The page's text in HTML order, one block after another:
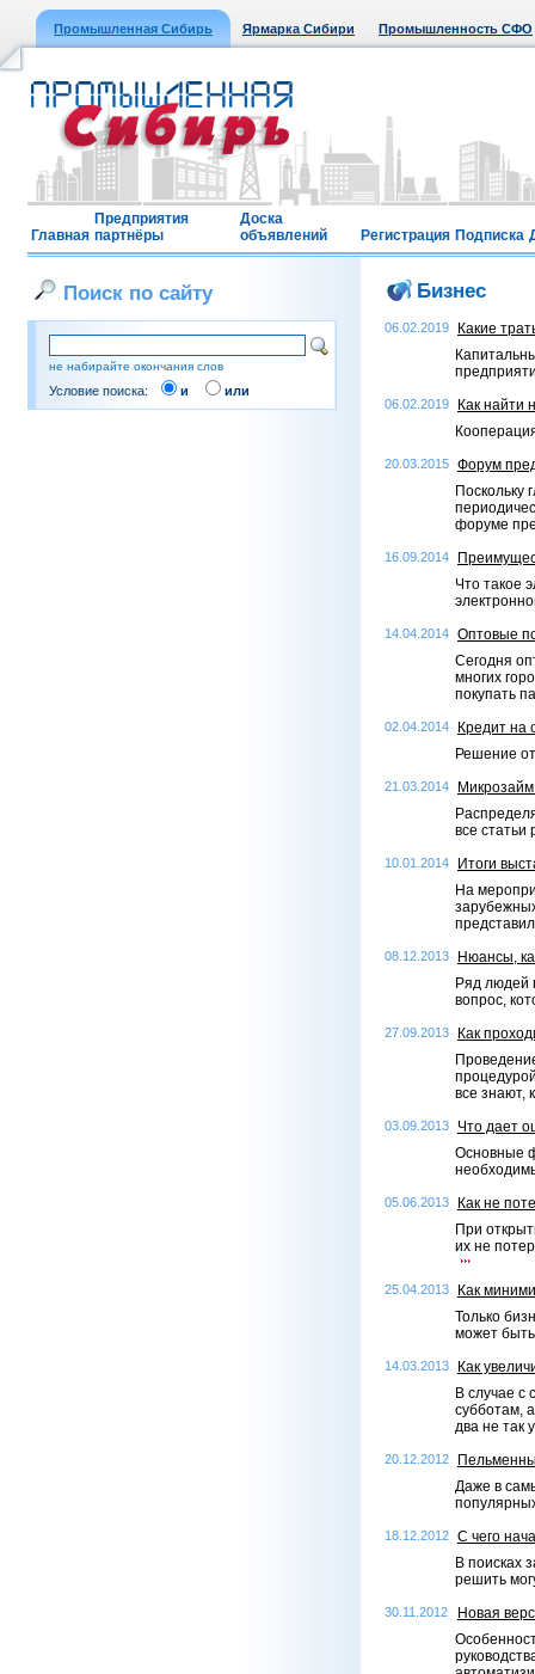
Промышленная Сибирь Ярмарка Сибири Промышленность СФО
Главная
Предприятия
партнёры
Доска
объявлений
Регистрация Подписка
Поиск по сайту
не набирайте окончания слов
Условие поиска: и или
Бизнес
06.02.2019
Какие
06.02.2019
Как найти
20.03.2015 Форум
Поскольку
форуме
16.09.2014
Что такое
14.04.2014 Оптовые
Сегодня
многих
покупать
02.04.2014
Кредит на
Решение
21.03.2014
Микрозайм
все статьи
10.01.2014
Итоги
На
08.12.2013
Нюансы,
Ряд людей
вопрос,
27.09.2013
Как
все знают,
03.09.2013
Что дает
Основные
05.06.2013
Как не
При
их не
25.04.2013
Как
Только
может
14.03.2013
Как
В случае с
субботам,
два не так
20.12.2012
Даже в
18.12.2012 С чего
В поисках
решить
30.11.2012
Новая